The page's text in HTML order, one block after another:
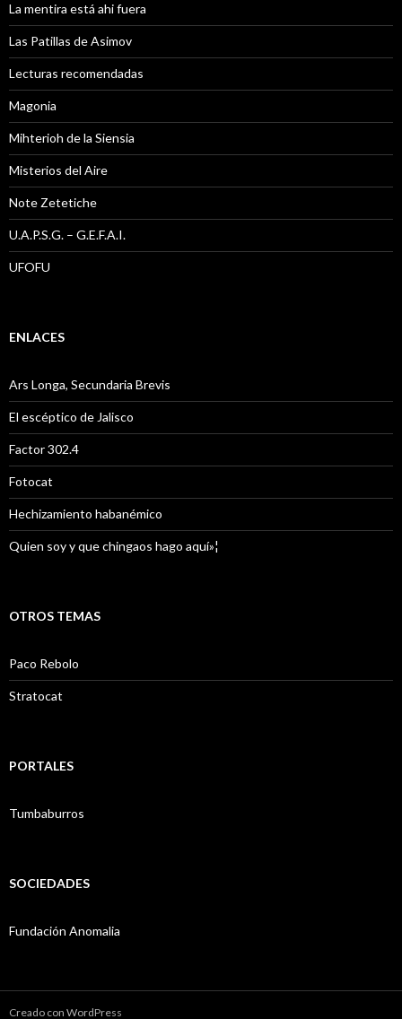
La mentira está ahi fuera
Las Patillas de Asimov
Lecturas recomendadas
Magonia
Mihterioh de la Siensia
Misterios del Aire
Note Zetetiche
U.A.P.S.G. – G.E.F.A.I.
UFOFU
ENLACES
Ars Longa, Secundaria Brevis
El escéptico de Jalisco
Factor 302.4
Fotocat
Hechizamiento habanémico
Quien soy y que chingaos hago aquí»¦
OTROS TEMAS
Paco Rebolo
Stratocat
PORTALES
Tumbaburros
SOCIEDADES
Fundación Anomalia
Creado con WordPress